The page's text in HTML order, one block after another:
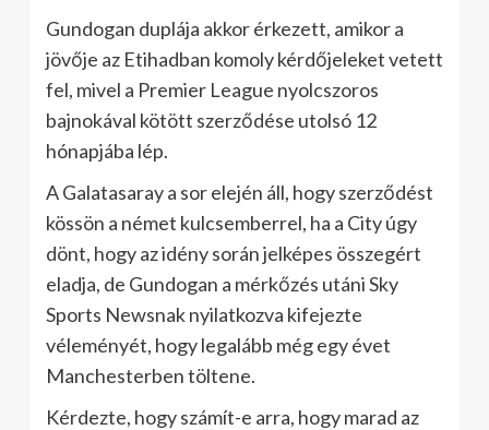
Gundogan duplája akkor érkezett, amikor a
jövője az Etihadban komoly kérdőjeleket vetett
fel, mivel a Premier League nyolcszoros
bajnokával kötött szerződése utolsó 12
hónapjába lép.
A Galatasaray a sor elején áll, hogy szerződést
kössön a német kulcsemberrel, ha a City úgy
dönt, hogy az idény során jelképes összegért
eladja, de Gundogan a mérkőzés utáni Sky
Sports Newsnak nyilatkozva kifejezte
véleményét, hogy legalább még egy évet
Manchesterben töltene.
Kérdezte, hogy számít-e arra, hogy marad az